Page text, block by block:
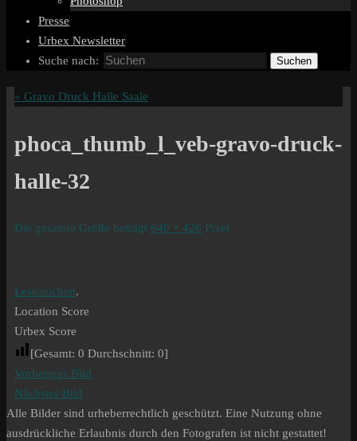
Presse
Urbex Newsletter
Suche nach:
Suchen
« Gravo Druck Halle Saale
phoca_thumb_l_veb-gravo-druck-
halle-32
Die gesamte Größe beträgt 640 × 426 Pixel
Lesezeichen.
Location Score
Urbex Score
[Gesamt: 0 Durchschnitt: 0]
Vorheriges Bild
Nächstes Bild
Alle Bilder sind urheberrechtlich geschützt. Eine Nutzung ohne
ausdrückliche Erlaubnis durch den Fotografen ist nicht gestattet!